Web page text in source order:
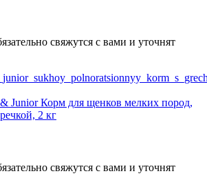
свяжутся с вами и уточнят
Junior Корм для щенков мелких пород,
2 кг
свяжутся с вами и уточнят